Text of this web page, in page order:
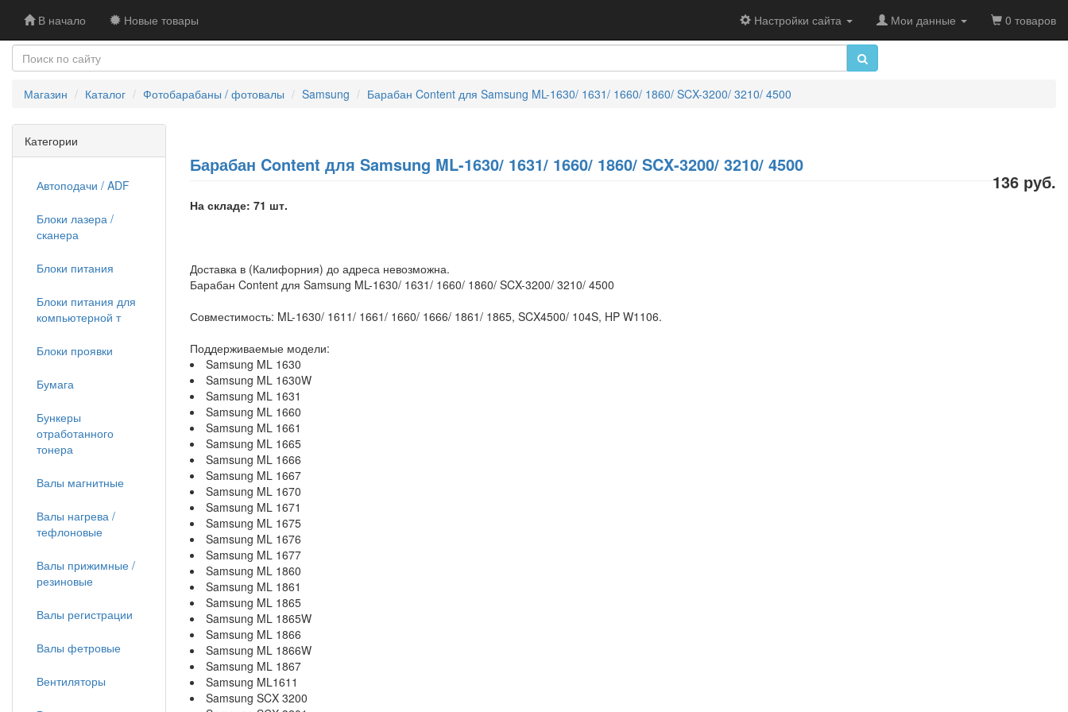
В начало Новые товары Настройки сайта Мои данные 0 товаров
Магазин Каталог Фотобарабаны / фотовалы Samsung Барабан Content для Samsung ML-1630/ 1631/ 1660/ 1860/ SCX-3200/ 3210/ 4500
Барабан Content для Samsung ML-1630/ 1631/ 1660/ 1860/ SCX-3200/ 3210/ 4500
136 руб.
На складе: 71 шт.
Доставка в (Калифорния) до адреса невозможна.
Барабан Content для Samsung ML-1630/ 1631/ 1660/ 1860/ SCX-3200/ 3210/ 4500
Совместимость: ML-1630/ 1611/ 1661/ 1660/ 1666/ 1861/ 1865, SCX4500/ 104S, HP W1106.
Поддерживаемые модели:
Samsung ML 1630
Samsung ML 1630W
Samsung ML 1631
Samsung ML 1660
Samsung ML 1661
Samsung ML 1665
Samsung ML 1666
Samsung ML 1667
Samsung ML 1670
Samsung ML 1671
Samsung ML 1675
Samsung ML 1676
Samsung ML 1677
Samsung ML 1860
Samsung ML 1861
Samsung ML 1865
Samsung ML 1865W
Samsung ML 1866
Samsung ML 1866W
Samsung ML 1867
Samsung ML1611
Samsung SCX 3200
Категории
Автоподачи / ADF
Блоки лазера /
сканера
Блоки питания
Блоки питания для
компьютерной т
Блоки проявки
Бумага
Бункеры
отработанного
тонера
Валы магнитные
Валы нагрева /
тефлоновые
Валы прижимные /
резиновые
Валы регистрации
Валы фетровые
Вентиляторы